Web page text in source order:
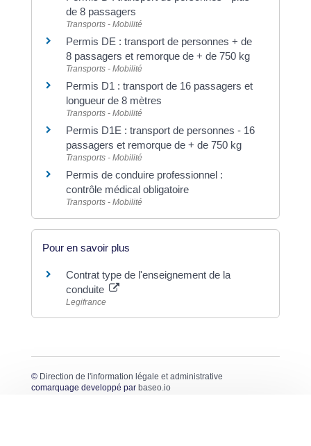
de 8 passagers
Transports - Mobilité
Permis DE : transport de personnes + de
8 passagers et remorque de + de 750 kg
Transports - Mobilité
Permis D1 : transport de 16 passagers et
longueur de 8 mètres
Transports - Mobilité
Permis D1E : transport de personnes - 16
passagers et remorque de + de 750 kg
Transports - Mobilité
Permis de conduire professionnel :
contrôle médical obligatoire
Transports - Mobilité
Pour en savoir plus
Contrat type de l'enseignement de la
conduite
Legifrance
© Direction de l'information légale et administrative
comarquage developpé par baseo.io